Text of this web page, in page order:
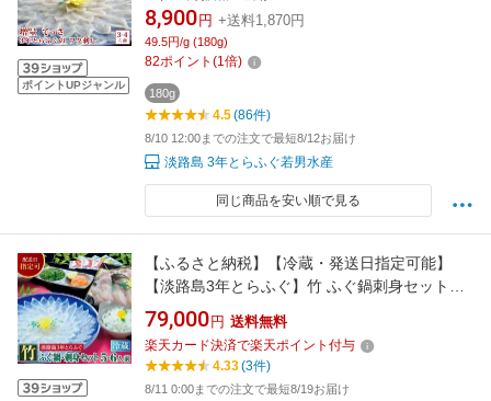
ポイントUPジャンル
8,900円 +送料1,870円
49.5円/g (180g)
82ポイント (1 倍)
180g
4.5(86件)
8/10 12:00までの注文で最短8/12お届け
淡路島 3年とらふぐ若男水産
同じ商品を安い順で見る
【ふるさと納税】【冷蔵・発送日指定可能】
【淡路島3年とらふぐ】竹 ふぐ鍋刺身セット（5
～6人前）ふぐ とらふぐ 鍋 ふぐちり てっちり
ふぐ刺し ふぐ刺身 てっさ ふぐセット ふぐ皮 湯
引き ふぐひれ 酒 産地直送 鮮魚 海鮮 海産物 魚
お取り寄せ グルメ
79,000円 送料無料
楽天カード決済で楽天ポイント付与
4.33(3件)
8/11 0:00までの注文で最短8/19お届け